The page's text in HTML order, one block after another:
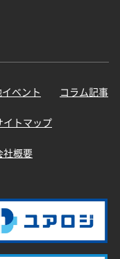
ベント コラム記事
イトマップ
社概要